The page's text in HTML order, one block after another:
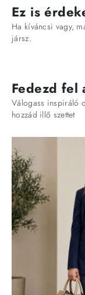
Ez is
Ha kíváncsi vagy,
jársz.
Fedezd fel
Válogass inspiráló
hozzád illő szettet